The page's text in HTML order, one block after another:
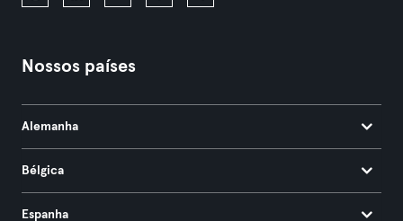
Nossos países
Alemanha
Bélgica
Espanha